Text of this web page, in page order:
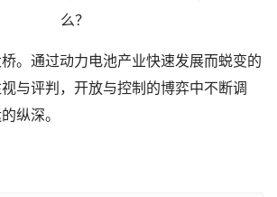
。通过动力电池产业快速发展而蜕变的
与评判，开放与控制的博弈中不断调
纵深。